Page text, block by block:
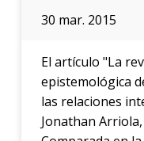
30 mar. 2015
El artículo "La
epistemológica
las relaciones
Jonathan